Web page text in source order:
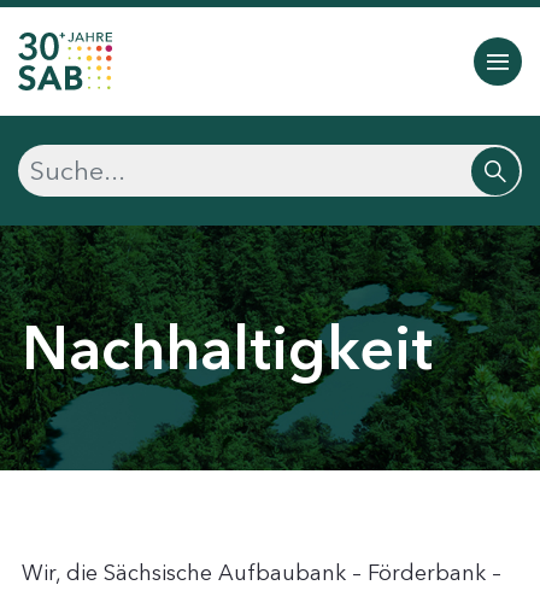
Nachhaltigkeit
Wir, die Sächsische Aufbaubank – Förderbank –